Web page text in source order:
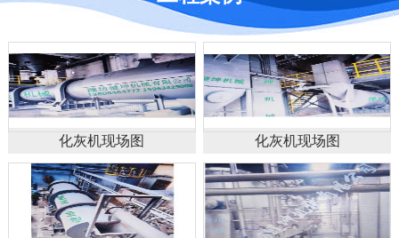
化灰机现场图 化灰机现场图